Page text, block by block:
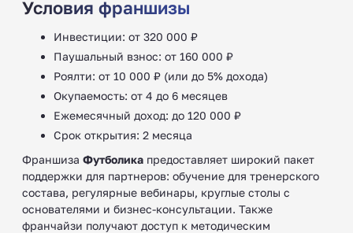
Условия франшизы
Инвестиции: от 320 000 ₽
Паушальный взнос: от 160 000 ₽
Роялти: от 10 000 ₽ (или до 5% дохода)
Окупаемость: от 4 до 6 месяцев
Ежемесячный доход: до 120 000 ₽
Срок открытия: 2 месяца
Франшиза Футболика предоставляет широкий пакет
поддержки для партнеров: обучение для тренерского
состава, регулярные вебинары, круглые столы с
основателями и бизнес-консультации. Также
франчайзи получают доступ к методическим